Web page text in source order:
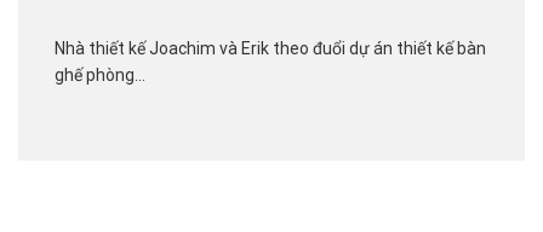
Nhà thiết kế Joachim và Erik theo đuổi dự án thiết kế bàn
ghế phòng…